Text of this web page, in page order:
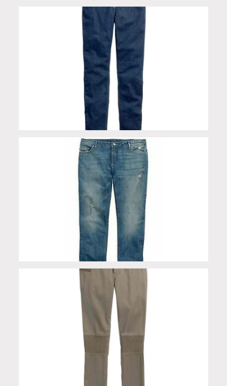
Jeans Black Label Core Skinny donna
Jeans Boyfriend Low-Rise donna
Jeans Moto-Inspired Skinny Low-Rise donna